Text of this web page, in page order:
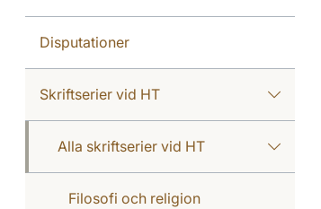
Disputationer
Skriftserier vid HT
Alla skriftserier vid HT
Filosofi och religion